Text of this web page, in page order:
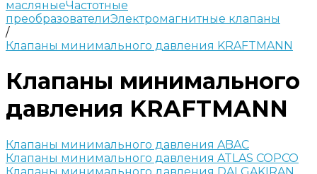
масляныеЧастотные
преобразователиЭлектромагнитные клапаны
/
Клапаны минимального давления KRAFTMANN
Клапаны минимального
давления KRAFTMANN
Клапаны минимального давления ABAC
Клапаны минимального давления ATLAS COPCO